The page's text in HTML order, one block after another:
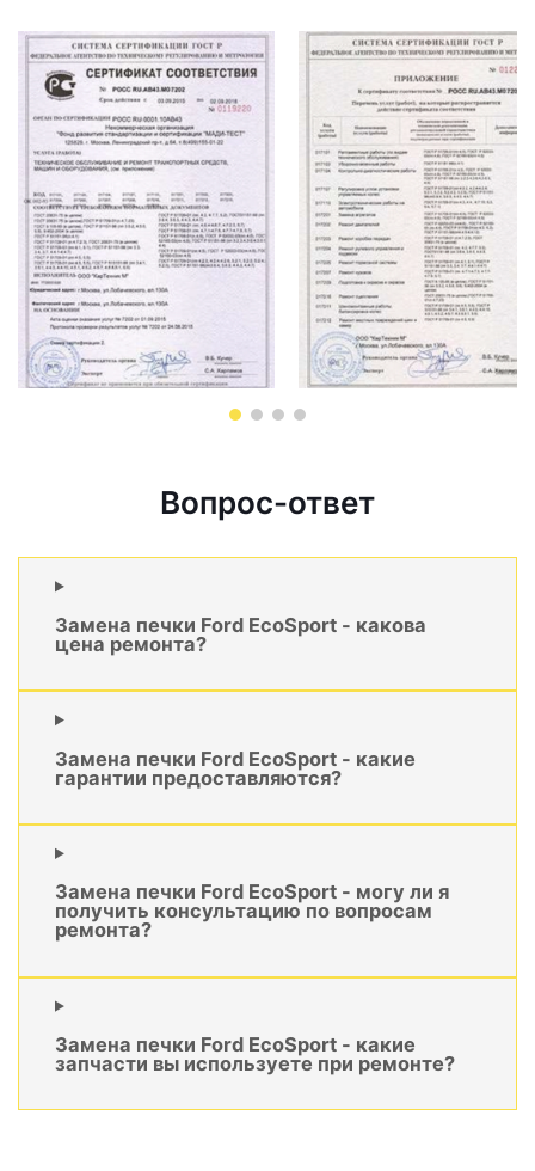
Вопрос-ответ
Замена печки Ford EcoSport - какова
цена ремонта?
Замена печки Ford EcoSport - какие
гарантии предоставляются?
Замена печки Ford EcoSport - могу ли я
получить консультацию по вопросам
ремонта?
Замена печки Ford EcoSport - какие
запчасти вы используете при ремонте?